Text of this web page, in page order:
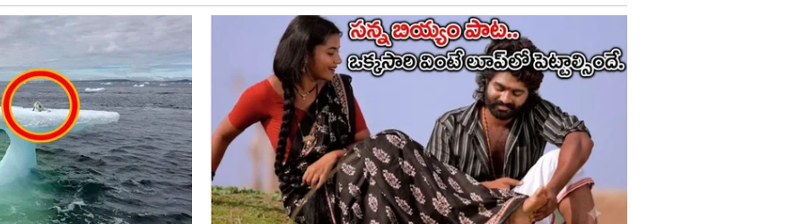
నిజంగానే ఏడిపించేశాడట మహేష్ బాబు. ఈ విషయాన్ని
నేపథ్యంలో సుధ అప్పటి సంగతులు పంచుకున్నారు.